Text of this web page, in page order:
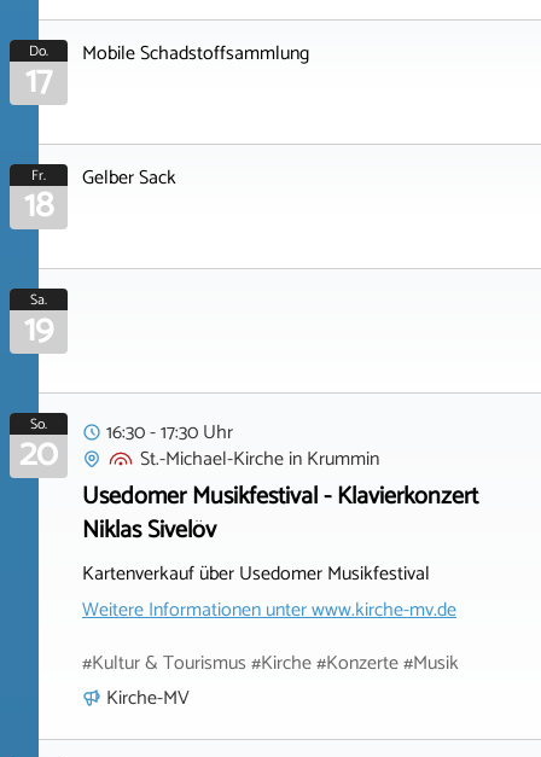
Do.
17 Mobile Schadstoffsammlung
Fr.
18 Gelber Sack
Sa.
19
So.
20
16:30 - 17:30 Uhr
St.-Michael-KircheinKrummin
Usedomer Musikfestival - Klavierkonzert
Niklas Sivelöv
Kartenverkauf über Usedomer Musikfestival
Weitere Informationen unterwww.kirche-mv.de
#Kultur & Tourismus #Kirche #Konzerte #Musik
Kirche-MV